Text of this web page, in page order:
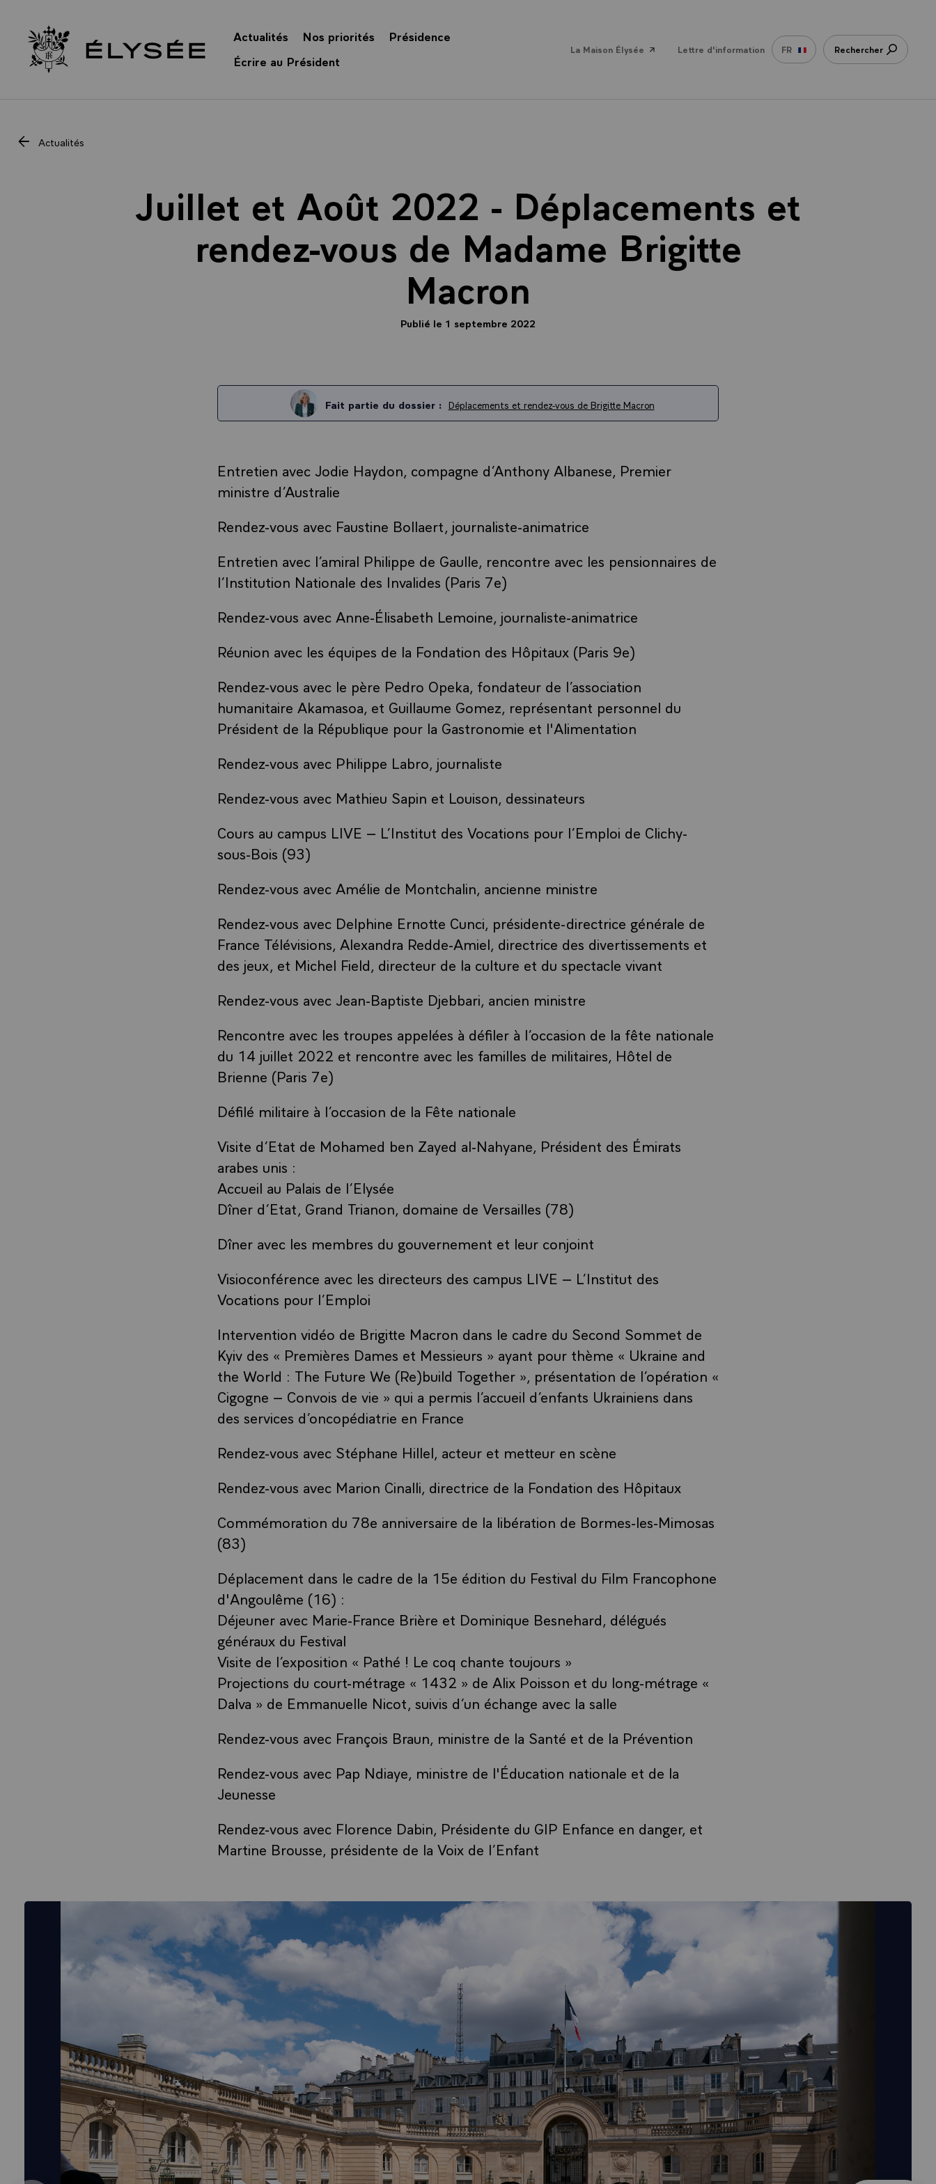
Retour à l’accueil Élysée
Actualités Nos priorités
Présidence
Écrire au Président
La Maison Élysée Lettre d'information FR Rechercher
Actualités
Juillet et Août 2022 - Déplacements et
rendez-vous de Madame Brigitte
Macron
Publié le 1 septembre 2022
Fait partie du dossier : Déplacements et rendez-vous de Brigitte Macron
Entretien avec Jodie Haydon, compagne d’Anthony Albanese, Premier
ministre d’Australie
Rendez-vous avec Faustine Bollaert, journaliste-animatrice
Entretien avec l’amiral Philippe de Gaulle, rencontre avec les pensionnaires de
l’Institution Nationale des Invalides (Paris 7e)
Rendez-vous avec Anne-Élisabeth Lemoine, journaliste-animatrice
Réunion avec les équipes de la Fondation des Hôpitaux (Paris 9e)
Rendez-vous avec le père Pedro Opeka, fondateur de l’association
humanitaire Akamasoa, et Guillaume Gomez, représentant personnel du
Président de la République pour la Gastronomie et l'Alimentation
Rendez-vous avec Philippe Labro, journaliste
Rendez-vous avec Mathieu Sapin et Louison, dessinateurs
Cours au campus LIVE – L’Institut des Vocations pour l’Emploi de Clichy-
sous-Bois (93)
Rendez-vous avec Amélie de Montchalin, ancienne ministre
Rendez-vous avec Delphine Ernotte Cunci, présidente-directrice générale de
France Télévisions, Alexandra Redde-Amiel, directrice des divertissements et
des jeux, et Michel Field, directeur de la culture et du spectacle vivant
Rendez-vous avec Jean-Baptiste Djebbari, ancien ministre
Rencontre avec les troupes appelées à défiler à l’occasion de la fête nationale
du 14 juillet 2022 et rencontre avec les familles de militaires, Hôtel de
Brienne (Paris 7e)
Défilé militaire à l’occasion de la Fête nationale
Visite d’Etat de Mohamed ben Zayed al-Nahyane, Président des Émirats
arabes unis :
Accueil au Palais de l’Elysée
Dîner d’Etat, Grand Trianon, domaine de Versailles (78)
Dîner avec les membres du gouvernement et leur conjoint
Visioconférence avec les directeurs des campus LIVE – L’Institut des
Vocations pour l’Emploi
Intervention vidéo de Brigitte Macron dans le cadre du Second Sommet de
Kyiv des « Premières Dames et Messieurs » ayant pour thème « Ukraine and
the World : The Future We (Re)build Together », présentation de l’opération «
Cigogne – Convois de vie » qui a permis l’accueil d’enfants Ukrainiens dans
des services d’oncopédiatrie en France
Rendez-vous avec Stéphane Hillel, acteur et metteur en scène
Rendez-vous avec Marion Cinalli, directrice de la Fondation des Hôpitaux
Commémoration du 78e anniversaire de la libération de Bormes-les-Mimosas
(83)
Déplacement dans le cadre de la 15e édition du Festival du Film Francophone
d'Angoulême (16) :
Déjeuner avec Marie-France Brière et Dominique Besnehard, délégués
généraux du Festival
Visite de l’exposition « Pathé ! Le coq chante toujours »
Projections du court-métrage « 1432 » de Alix Poisson et du long-métrage «
Dalva » de Emmanuelle Nicot, suivis d’un échange avec la salle
Rendez-vous avec François Braun, ministre de la Santé et de la Prévention
Rendez-vous avec Pap Ndiaye, ministre de l'Éducation nationale et de la
Jeunesse
Rendez-vous avec Florence Dabin, Présidente du GIP Enfance en danger, et
Martine Brousse, présidente de la Voix de l’Enfant